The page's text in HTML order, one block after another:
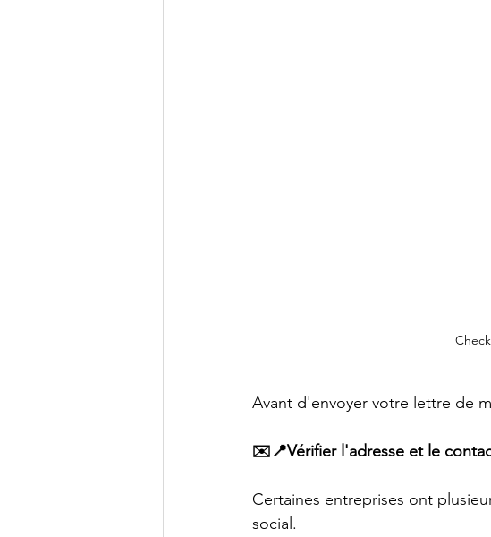
Avant d'envoyer votre lettre de
✉️📍Vérifier l'adresse et le
Certaines entreprises ont
social.